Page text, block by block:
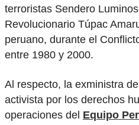
terroristas Sendero
Revolucionario Túpac
peruano, durante el
entre 1980 y 2000.
Al respecto, la exministra
activista por los derechos
operaciones del Equipo